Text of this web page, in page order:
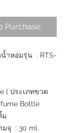
Purchase
ำหอมรุ่น : RTS-
l ประเภทขวด
Bottle
ม
มจุ : 30 ml.